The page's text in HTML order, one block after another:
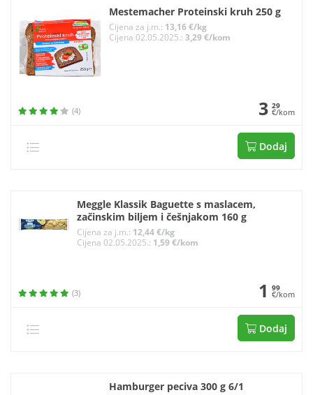
Mestemacher Proteinski kruh 250 g
Cijena za j.m.: 13,16 €/kg
Cijena 02.05.2025.: 3,29 €/kom
(4) 3 29
€/kom
Dodaj
Meggle Klassik Baguette s maslacem,
začinskim biljem i češnjakom 160 g
Cijena za j.m.: 12,44 €/kg
Cijena 02.05.2025.: 1,59 €/kom
(3) 1 99
€/kom
Dodaj
Hamburger peciva 300 g 6/1